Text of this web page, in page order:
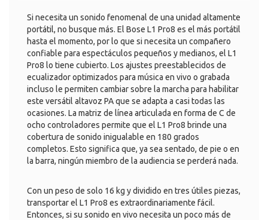
Si necesita un sonido fenomenal de una unidad altamente
portátil, no busque más. El Bose L1 Pro8 es el más portátil
hasta el momento, por lo que si necesita un compañero
confiable para espectáculos pequeños y medianos, el L1
Pro8 lo tiene cubierto. Los ajustes preestablecidos de
ecualizador optimizados para música en vivo o grabada
incluso le permiten cambiar sobre la marcha para habilitar
este versátil altavoz PA que se adapta a casi todas las
ocasiones. La matriz de línea articulada en forma de C de
ocho controladores permite que el L1 Pro8 brinde una
cobertura de sonido inigualable en 180 grados
completos. Esto significa que, ya sea sentado, de pie o en
la barra, ningún miembro de la audiencia se perderá nada.
Con un peso de solo 16 kg y dividido en tres útiles piezas,
transportar el L1 Pro8 es extraordinariamente fácil.
Entonces, si su sonido en vivo necesita un poco más de